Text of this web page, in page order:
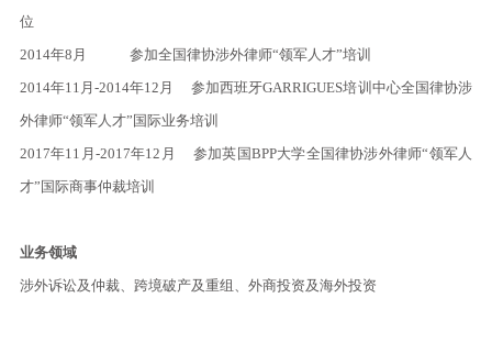
位
2014年8月
参加全国律协涉外律师“领军人才”培训
2014年11月-2014年12月 参加西班牙GARRIGUES培训中心全国律协涉
外律师“领军人才”国际业务培训
2017年11月-2017年12月 参加英国BPP大学全国律协涉外律师“领军人
才”国际商事仲裁培训
业务领域
涉外诉讼及仲裁、跨境破产及重组、外商投资及海外投资